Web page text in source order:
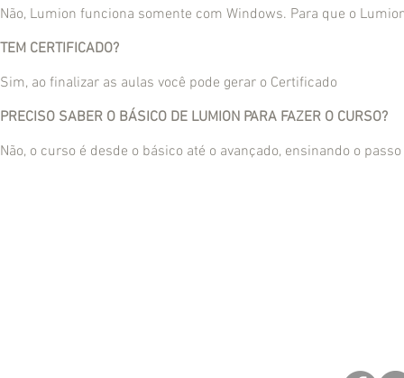
Não, Lumion funciona somente com Windows. Para que o
TEM CERTIFICADO?
Sim, ao finalizar as aulas você pode gerar o Certificado
PRECISO SABER O BÁSICO DE LUMION PARA FAZER O CURSO?
Não, o curso é desde o básico até o avançado, ensinando o